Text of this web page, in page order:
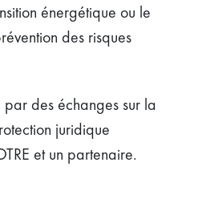
énergétique ou le
des risques
par des échanges sur la
juridique
et un partenaire.